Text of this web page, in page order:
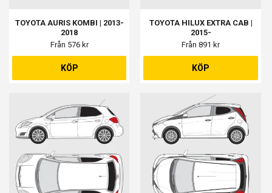
TOYOTA AURIS KOMBI | 2013-
2018
Från 576 kr
KÖP
TOYOTA HILUX EXTRA CAB |
2015-
Från 891 kr
KÖP